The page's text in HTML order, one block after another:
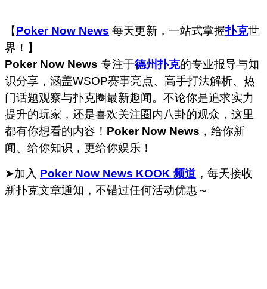
【Poker Now News 每天更新，一站式掌握扑克世
界！】
Poker Now News 专注于德州扑克的专业报导与知
识分享，涵盖WSOP赛事亮点、高手打法解析、热
门话题观察与扑克圈最新趣闻。不论你是追求实力
提升的玩家，还是喜欢关注圈内八卦的观众，这里
都有你想看的内容！ Poker Now News ，给你新
闻、给你知识，更给你娱乐！
➤加入 Poker Now News KOOK 频道 ，每天接收
新扑克文章通知，不错过任何活动优惠～